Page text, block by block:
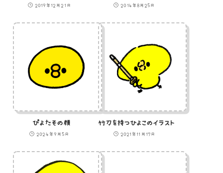
2019年12月21日 2014年8月25日
ぴよたその顔
2024年9月5日
竹刀を持つひよこのイラスト
2021年11月17日